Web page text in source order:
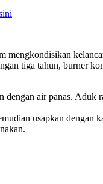
mengkondisikan
tiga tahun, burner
dengan air panas. Aduk
usapkan